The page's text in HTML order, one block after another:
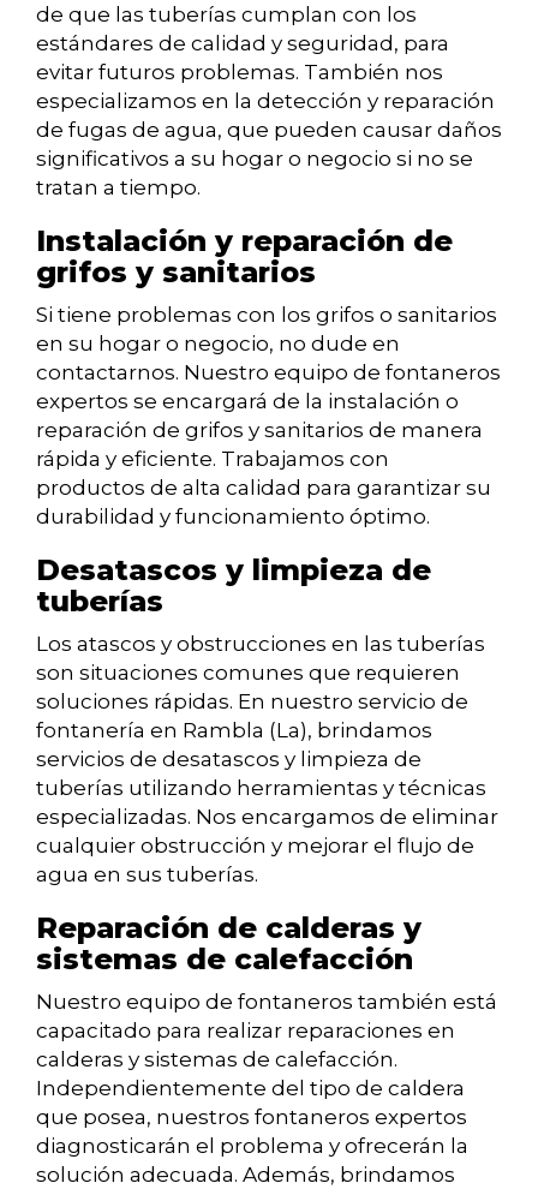
de que las tuberías cumplan con los
estándares de calidad y seguridad, para
evitar futuros problemas. También nos
especializamos en la detección y reparación
de fugas de agua, que pueden causar daños
significativos a su hogar o negocio si no se
tratan a tiempo.
Instalación y reparación de
grifos y sanitarios
Si tiene problemas con los grifos o sanitarios
en su hogar o negocio, no dude en
contactarnos. Nuestro equipo de fontaneros
expertos se encargará de la instalación o
reparación de grifos y sanitarios de manera
rápida y eficiente. Trabajamos con
productos de alta calidad para garantizar su
durabilidad y funcionamiento óptimo.
Desatascos y limpieza de
tuberías
Los atascos y obstrucciones en las tuberías
son situaciones comunes que requieren
soluciones rápidas. En nuestro servicio de
fontanería en Rambla (La), brindamos
servicios de desatascos y limpieza de
tuberías utilizando herramientas y técnicas
especializadas. Nos encargamos de eliminar
cualquier obstrucción y mejorar el flujo de
agua en sus tuberías.
Reparación de calderas y
sistemas de calefacción
Nuestro equipo de fontaneros también está
capacitado para realizar reparaciones en
calderas y sistemas de calefacción.
Independientemente del tipo de caldera
que posea, nuestros fontaneros expertos
diagnosticarán el problema y ofrecerán la
solución adecuada. Además, brindamos